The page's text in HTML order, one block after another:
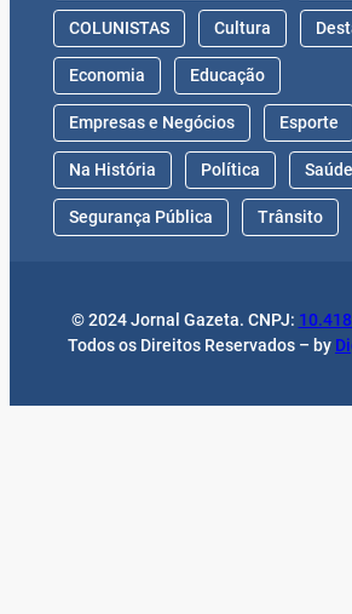
COLUNISTAS Cultura
Economia Educação
Empresas e Negócios Esporte
Na História Política
Segurança Pública Trânsito
© 2024 Jornal Gazeta. CNPJ:
Todos os Direitos Reservados – by